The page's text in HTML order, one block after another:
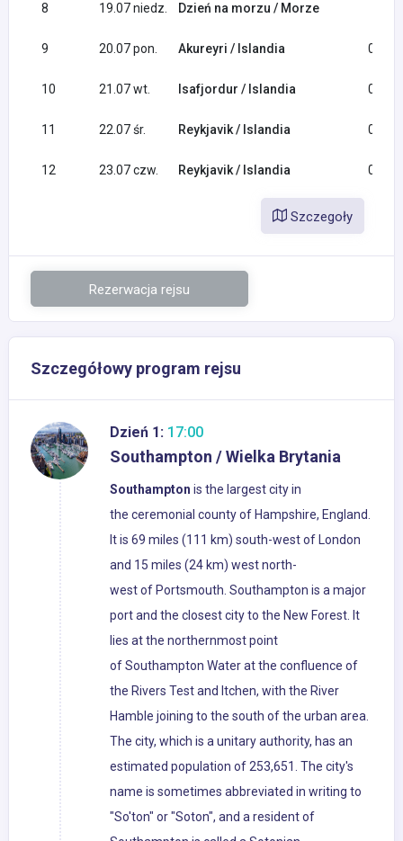
8 19.07 niedz. Dzień na morzu / Morze
9 20.07 pon. Akureyri / Islandia 08:00
10 21.07 wt. Isafjordur / Islandia 09:00
11 22.07 śr. Reykjavik / Islandia 08:00
12 23.07 czw. Reykjavik / Islandia 08:00
Szczegoły
Rezerwacja rejsu
Szczegółowy program rejsu
Dzień 1: 17:00
Southampton / Wielka Brytania
Southampton is the largest city in
the ceremonial county of Hampshire, England.
It is 69 miles (111 km) south-west of London
and 15 miles (24 km) west north-
west of Portsmouth. Southampton is a major
port and the closest city to the New Forest. It
lies at the northernmost point
of Southampton Water at the confluence of
the Rivers Test and Itchen, with the River
Hamble joining to the south of the urban area.
The city, which is a unitary authority, has an
estimated population of 253,651. The city's
name is sometimes abbreviated in writing to
"So'ton" or "Soton", and a resident of